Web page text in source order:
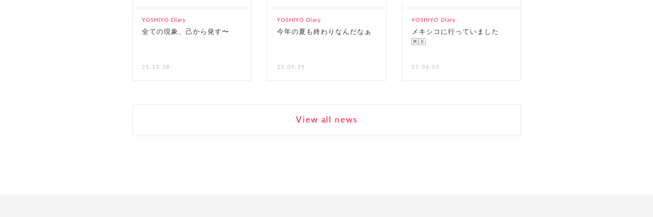
YOSHIYO Diary
全ての現象、己から発す〜
25.12.28
YOSHIYO Diary
今年の夏も終わりなんだなぁ
25.09.29
YOSHIYO Diary
メキシコに行っていました
🇲🇽
25.06.03
View all news